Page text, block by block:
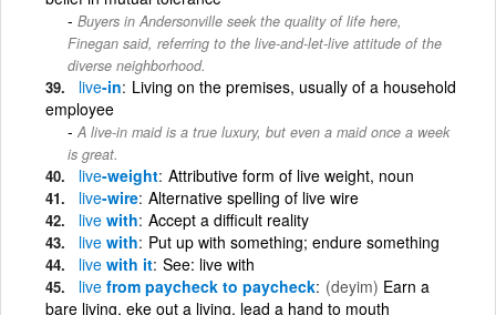
Buyers in Andersonville seek the quality of life here,
Finegan said, referring to the live-and-let-live attitude of the
diverse neighborhood.
live-in Living on the premises, usually of a household
employee
A live-in maid is a true luxury, but even a maid once a week
is great.
live-weight Attributive form of live weight, noun
live-wire Alternative spelling of live wire
live with Accept a difficult reality
live with Put up with something; endure something
live with it See: live with
live from paycheck to paycheck (deyim) Earn a
bare living, eke out a living, lead a hand to mouth